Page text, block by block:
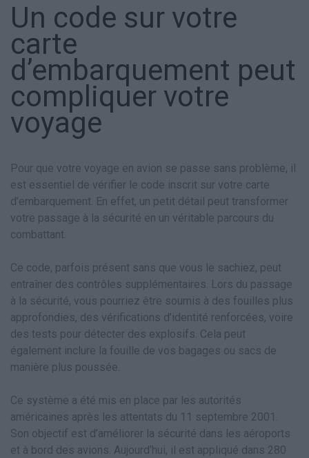
Un code sur votre
carte
d’embarquement peut
compliquer votre
voyage
Pour que votre voyage en avion se passe sans problème, il
est essentiel de vérifier le code inscrit sur votre carte
d’embarquement. En effet, un petit détail peut transformer
votre passage à la sécurité en un véritable parcours du
combattant.
Ce code, parfois présent sans que vous le sachiez, peut
entraîner des contrôles supplémentaires. Lors du passage
à la sécurité, vous pourriez être soumis à des fouilles plus
approfondies, des vérifications d’identité renforcées, voire
des tests pour détecter des explosifs. Cela peut
également inclure la fouille de vos bagages ou sacs de
manière plus poussée.
Ce système a été mis en place par les autorités
américaines après les attentats du 11 septembre 2001.
Son objectif est d’améliorer la sécurité dans les aéroports
et à bord des avions. Aujourd’hui, il est appliqué dans 280